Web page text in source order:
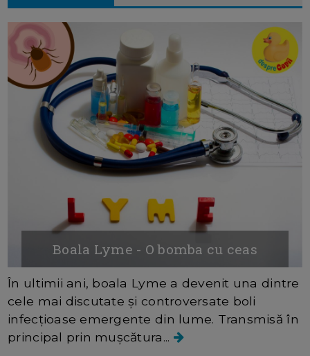
Boala Lyme - O bomba cu ceas
În ultimii ani, boala Lyme a devenit una dintre
cele mai discutate și controversate boli
infecțioase emergente din lume. Transmisă în
principal prin mușcătura...